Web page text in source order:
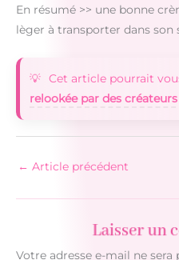
En résumé >> une bonne
lèger à transporter dans son
Cet article pourrait
relookée par des créateurs
← Article précédent
Laisser un
Votre adresse e-mail ne sera